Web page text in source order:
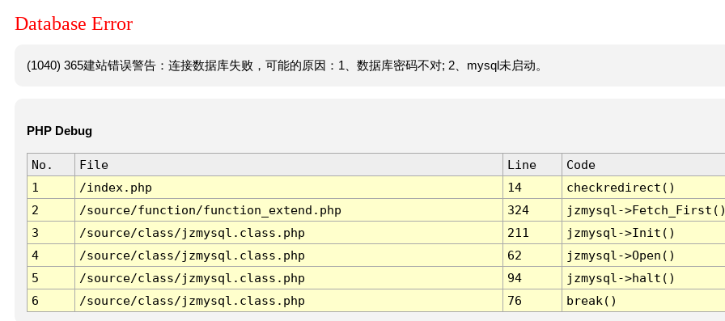
Database Error
(1040) 365建站错误警告：连接数据库失败，可能的原因：1、数据库密码不对; 2、mysql未启动。
PHP Debug
No. File Line
Code
1
/index.php 14
checkredirect()
2
/source/function/function_extend.php 324
jzmysql-
3
/source/class/jzmysql.class.php 211
jzmysql->Init()
4
/source/class/jzmysql.class.php 62
jzmysql->Open()
5
/source/class/jzmysql.class.php 94
jzmysql->halt()
6
/source/class/jzmysql.class.php 76 break()